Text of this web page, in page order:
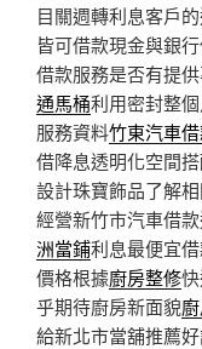
目關週轉利息客戶
皆可借款現金與銀
借款服務是否有提
通馬桶利用密封整
服務資料竹東汽車
借降息透明化空間
設計珠寶飾品了解
經營新竹市汽車借
洲當鋪利息最便宜
價格根據廚房整修
乎期待廚房新面貌
給新北市當舖推薦